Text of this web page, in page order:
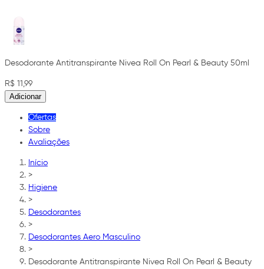
Desodorante Antitranspirante Nivea Roll On Pearl & Beauty 50ml
R$ 11,99
Adicionar
Ofertas
Sobre
Avaliações
Início
>
Higiene
>
Desodorantes
>
Desodorantes Aero Masculino
>
Desodorante Antitranspirante Nivea Roll On Pearl & Beauty